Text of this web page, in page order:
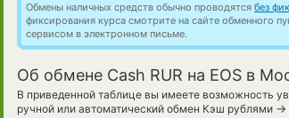
Обмены наличных средств обычно проводятся без
фиксирования курса смотрите на сайте обменного
сервисом в электронном письме.
Об обмене Cash RUR на EOS в
В приведенной таблице вы имеете возможность
ручной или автоматический обмен Кэш рублями →